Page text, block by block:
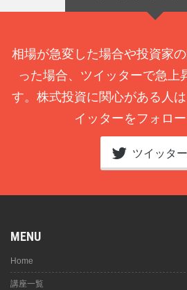
相場が急変した場合や投資家
った場合、ツイッターで急上
す。株式投資に関心がある人
イッターをフォロー
ツイッタ
MENU
Home
講座一覧